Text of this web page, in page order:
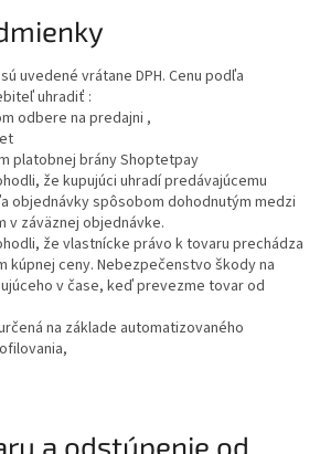
uvedené vrátane DPH. Cenu podľa
uhradiť :
odbere na predajni ,
platobnej brány Shoptetpay
že kupujúci uhradí predávajúcemu
objednávky spôsobom dohodnutým medzi
v záväznej objednávke.
že vlastnícke právo k tovaru prechádza
kúpnej ceny. Nebezpečenstvo škody na
v čase, keď prevezme tovar od
na základe automatizovaného
a odstúpenie od